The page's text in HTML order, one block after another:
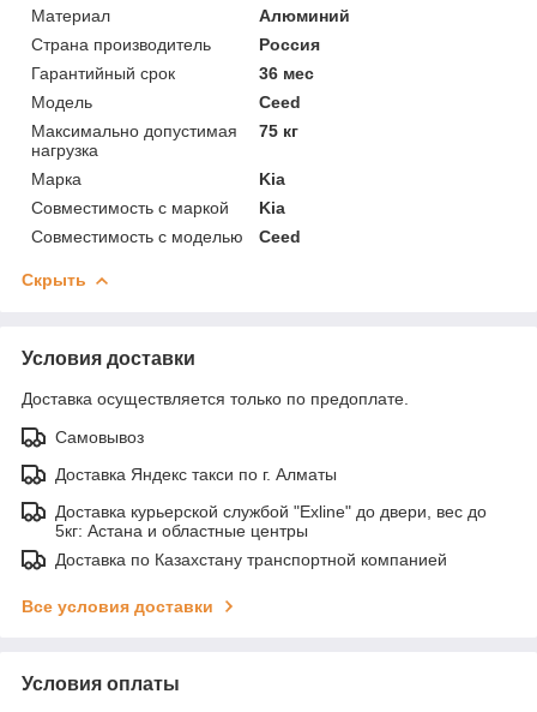
Материал
Алюминий
Страна производитель
Россия
Гарантийный срок
36 мес
Модель
Ceed
Максимально допустимая
нагрузка
75 кг
Марка
Kia
Совместимость с маркой
Kia
Совместимость с моделью
Ceed
Скрыть
Условия доставки
Доставка осуществляется только по предоплате.
Самовывоз
Доставка Яндекс такси по г. Алматы
Доставка курьерской службой "Exline" до двери, вес до
5кг: Астана и областные центры
Доставка по Казахстану транспортной компанией
Все условия доставки
Условия оплаты